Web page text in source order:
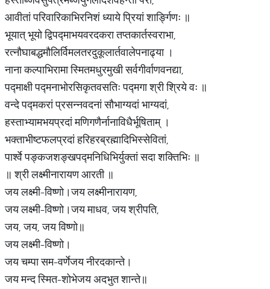
आवीतां परिवारिकाभिरनिशं ध्याये प्रियां शार्ङ्गिणः ॥
भूयात् भूयो द्विपद्माभयवरदकरा तप्तकार्तस्वराभा,
रत्नौघाबद्धमौलिर्विमलतरदुकूलार्तवालेपनाढ्या ।
नाना कल्पाभिरामा स्मितमधुरमुखी सर्वगीर्वाणवनद्या,
पद्माक्षी पद्मनाभोरसिकृतवसतिः पद्मगा श्री श्रिये वः ॥
वन्दे पद्मकरां प्रसन्नवदनां सौभाग्यदां भाग्यदां,
हस्ताभ्यामभयप्रदां मणिगणैर्नानाविधैर्भूषिताम् ।
भक्ताभीष्टफलप्रदां हरिहरब्रह्मादिभिस्सेवितां,
पार्श्वे पङ्कजशङ्खपद्मनिधिभिर्युक्तां सदा शक्तिभिः ॥
॥ श्री लक्ष्मीनारायण आरती ॥
जय लक्ष्मी-विष्णो।जय लक्ष्मीनारायण,
जय लक्ष्मी-विष्णो।जय माधव, जय श्रीपति,
जय, जय, जय विष्णो॥
जय लक्ष्मी-विष्णो।
जय चम्पा सम-वर्णेजय नीरदकान्ते।
जय मन्द स्मित-शोभेजय अदभुत शान्ते॥